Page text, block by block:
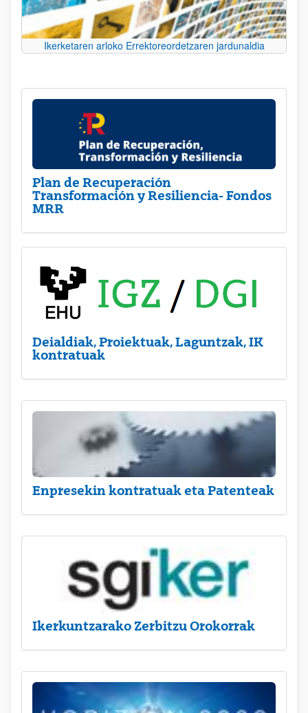
Ikerketaren arloko Errektoreordetzaren jardunaldia
Plan de Recuperación
Transformación y Resiliencia- Fondos
MRR
Deialdiak, Proiektuak, Laguntzak, IK
kontratuak
Enpresekin kontratuak eta Patenteak
Ikerkuntzarako Zerbitzu Orokorrak